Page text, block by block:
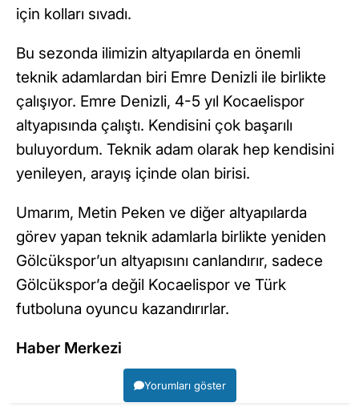
için kolları sıvadı.
Bu sezonda ilimizin altyapılarda en önemli
teknik adamlardan biri Emre Denizli ile birlikte
çalışıyor. Emre Denizli, 4-5 yıl Kocaelispor
altyapısında çalıştı. Kendisini çok başarılı
buluyordum. Teknik adam olarak hep kendisini
yenileyen, arayış içinde olan birisi.
Umarım, Metin Peken ve diğer altyapılarda
görev yapan teknik adamlarla birlikte yeniden
Gölcükspor’un altyapısını canlandırır, sadece
Gölcükspor’a değil Kocaelispor ve Türk
futboluna oyuncu kazandırırlar.
Haber Merkezi
Yorumları göster